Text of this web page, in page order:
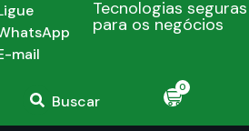
mail
Tecnologias seguras
para os negócios
Buscar
0